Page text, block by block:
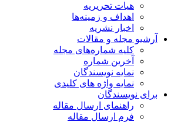
هیات تحریریه
اهداف و زمینه‌ها
اخبار نشریه
آرشیو مجله و مقالات
کلیه شماره‌های مجله
آخرین شماره
نمایه نویسندگان
نمایه واژه های کلیدی
برای نویسندگان
راهنمای ارسال مقاله
فرم ارسال مقاله